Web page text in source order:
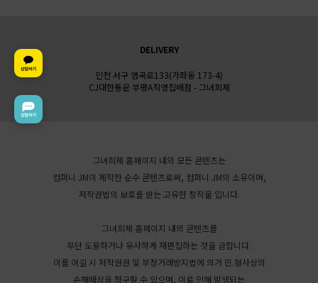
DELIVERY
인천 서구 염곡로133(가좌동 173-4)
CJ대한통운 부평A직영집배점 - 그녀희제
그녀희제 홈페이지 내의 모든 콘텐츠는
컴퍼니 JM이 제작한 순수 콘텐츠로써, 컴퍼니 JM의 소유이며,
저작권법의 보호를 받는 고유한 창작물 입니다.
그녀희제 홈페이지 내의 콘텐츠를
무단 도용하거나 유사하게 재편집하는 것을 금합니다.
이를 어길 시 저작권권 및 부정거래방지법에 의거 민.형사상의
손해배상을 청구할 수 있으며, 이로 인해 발생되는